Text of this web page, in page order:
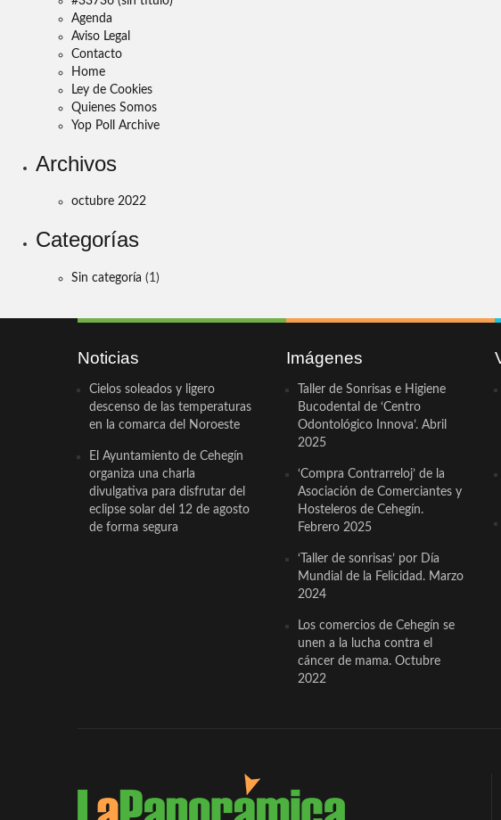
Agenda
Aviso Legal
Contacto
Home
Ley de Cookies
Quienes Somos
Yop Poll Archive
Archivos
octubre 2022
Categorías
Sin categoría (1)
Noticias
Cielos soleados y ligero
descenso de las temperaturas
en la comarca del Noroeste
El Ayuntamiento de Cehegín
organiza una charla
divulgativa para disfrutar del
eclipse solar del 12 de agosto
de forma segura
Imágenes
Taller de Sonrisas e Higiene
Bucodental de ‘Centro
Odontológico Innova’. Abril
2025
‘Compra Contrarreloj’ de la
Asociación de Comerciantes y
Hosteleros de Cehegín.
Febrero 2025
‘Taller de sonrisas’ por Día
Mundial de la Felicidad. Marzo
2024
Los comercios de Cehegín se
unen a la lucha contra el
cáncer de mama. Octubre
2022